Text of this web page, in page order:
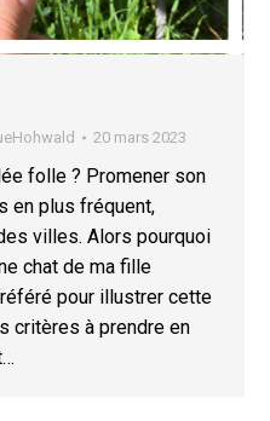
20 mars 2023
folle ? Promener son
en plus fréquent,
villes. Alors pourquoi
chat de ma fille
pour illustrer cette
critères à prendre en